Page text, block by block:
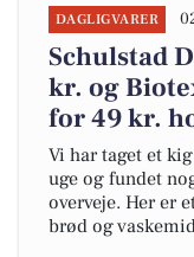
DAGLIGVARER
Schulstad
kr. og
for 49 kr.
Vi har taget et
uge og fundet
overveje. Her er
brød og